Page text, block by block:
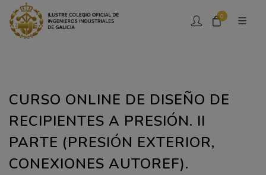
0
CURSO ONLINE DE DISEÑO DE
RECIPIENTES A PRESIÓN. II
PARTE (PRESIÓN EXTERIOR,
CONEXIONES AUTOREF).